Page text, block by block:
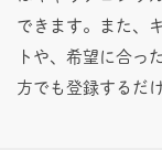
できます。また、
トや、希望に合っ
方でも登録するだ